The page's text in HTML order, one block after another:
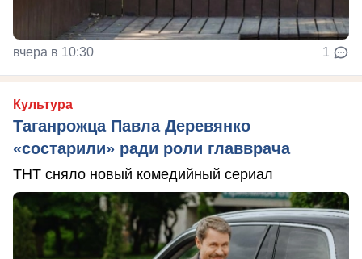
вчера в 10:30 1
Культура
Таганрожца Павла Деревянко
«состарили» ради роли главврача
ТНТ сняло новый комедийный сериал